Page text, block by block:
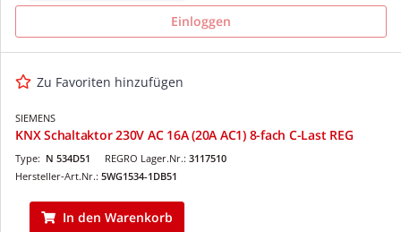
Einloggen
Zu Favoriten hinzufügen
SIEMENS
KNX Schaltaktor 230V AC 16A (20A AC1) 8-fach C-Last REG
REGRO Lager.Nr.: 3117510
Type: N 534D51
Hersteller-Art.Nr.: 5WG1534-1DB51
In den Warenkorb